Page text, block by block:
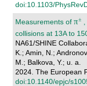
doi:10.1103/
Measurements of
collisions at 13A to
NA61/SHINE
K.; Amin, N.;
M.; Balkova, Y.; u. a.
2024. The European
doi:10.1140/epjc/